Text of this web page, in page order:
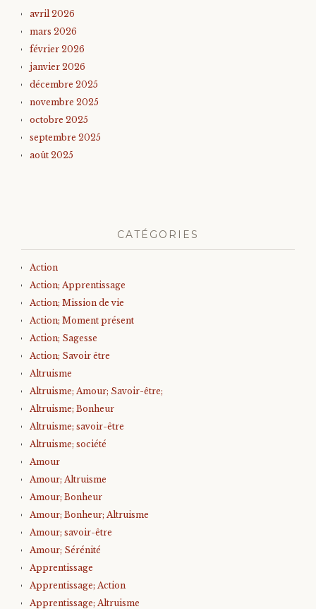
avril 2026
mars 2026
février 2026
janvier 2026
décembre 2025
novembre 2025
octobre 2025
septembre 2025
août 2025
CATÉGORIES
Action
Action; Apprentissage
Action; Mission de vie
Action; Moment présent
Action; Sagesse
Action; Savoir être
Altruisme
Altruisme; Amour; Savoir-être;
Altruisme; Bonheur
Altruisme; savoir-être
Altruisme; société
Amour
Amour; Altruisme
Amour; Bonheur
Amour; Bonheur; Altruisme
Amour; savoir-être
Amour; Sérénité
Apprentissage
Apprentissage; Action
Apprentissage; Altruisme